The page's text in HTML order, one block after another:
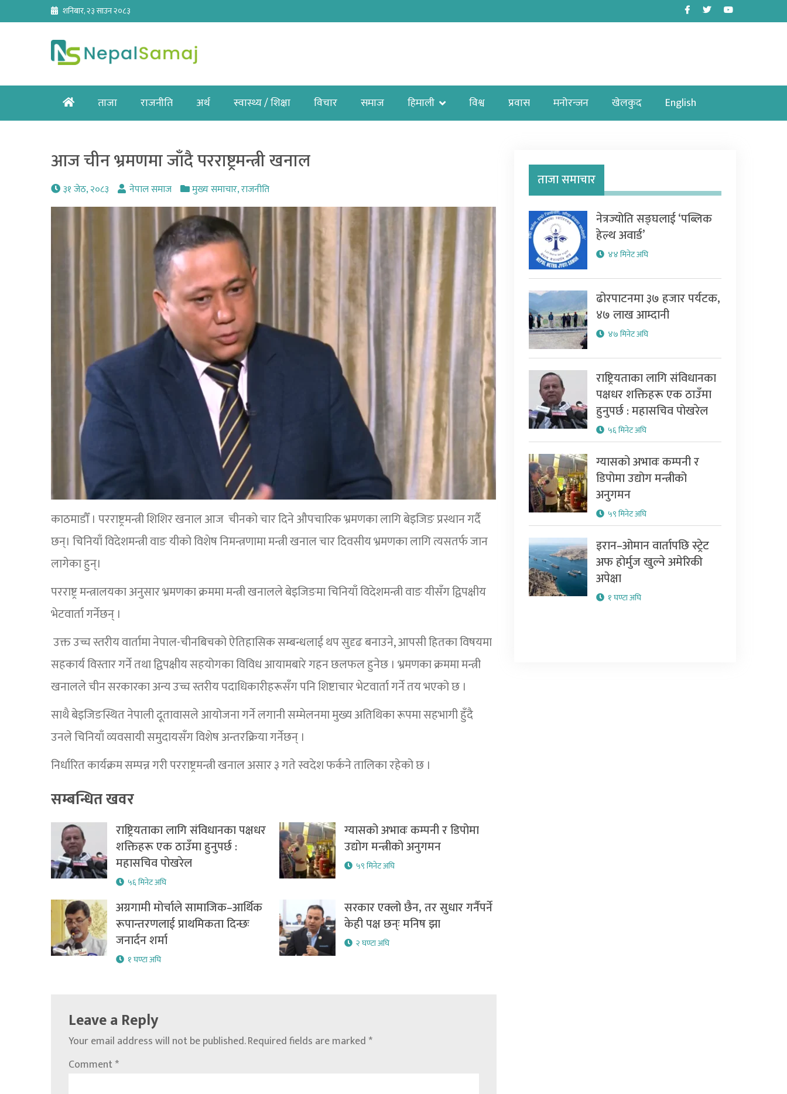
content
शनिबार, २३ साउन २०८३ Facebook
TwitterYoutube
Homeताजा राजनीति अर्थ स्वास्थ्य / शिक्षा विचार समाज हिमाली विश्व प्रवास मनोरन्जन खेलकुद English
आज चीन भ्रमणमा जाँदै परराष्ट्रमन्त्री खनाल
३१ जेठ, २०८३ नेपाल समाज मुख्य समाचार,राजनीति
काठमाडौँ । परराष्ट्रमन्त्री शिशिर खनाल आज चीनको चार दिने औपचारिक भ्रमणका लागि बेइजिङ प्रस्थान गर्दै
छन्। चिनियाँ विदेशमन्त्री वाङ यीको विशेष निमन्त्रणामा मन्त्री खनाल चार दिवसीय भ्रमणका लागि त्यसतर्फ जान
लागेका हुन्।
परराष्ट्र मन्त्रालयका अनुसार भ्रमणका क्रममा मन्त्री खनालले बेइजिङमा चिनियाँ विदेशमन्त्री वाङ यीसँग द्विपक्षीय
भेटवार्ता गर्नेछन् ।
उक्त उच्च स्तरीय वार्तामा नेपाल-चीनबिचको ऐतिहासिक सम्बन्धलाई थप सुदृढ बनाउने, आपसी हितका विषयमा
सहकार्य विस्तार गर्ने तथा द्विपक्षीय सहयोगका विविध आयामबारे गहन छलफल हुनेछ । भ्रमणका क्रममा मन्त्री
खनालले चीन सरकारका अन्य उच्च स्तरीय पदाधिकारीहरूसँग पनि शिष्टाचार भेटवार्ता गर्ने तय भएको छ ।
साथै बेइजिङस्थित नेपाली दूतावासले आयोजना गर्ने लगानी सम्मेलनमा मुख्य अतिथिका रूपमा सहभागी हुँदै
उनले चिनियाँ व्यवसायी समुदायसँग विशेष अन्तरक्रिया गर्नेछन् ।
निर्धारित कार्यक्रम सम्पन्न गरी परराष्ट्रमन्त्री खनाल असार ३ गते स्वदेश फर्कने तालिका रहेको छ ।
सम्बन्धित खवर
राष्ट्रियताका लागि संविधानका पक्षधर
शक्तिहरू एक ठाउँमा हुनुपर्छ :
महासचिव पोखरेल
५६ मिनेट अघि
ग्यासको अभावः कम्पनी र डिपोमा
उद्योग मन्त्रीको अनुगमन
५९ मिनेट अघि
अग्रगामी मोर्चाले सामाजिक–आर्थिक
रूपान्तरणलाई प्राथमिकता दिन्छः
जनार्दन शर्मा
१ घण्टा अघि
सरकार एक्लो छैन, तर सुधार गर्नैपर्ने
केही पक्ष छन्ः मनिष झा
२ घण्टा अघि
Leave a Reply
Your email address will not be published.Required fields are marked*
Comment*
ताजा समाचार
नेत्रज्योति सङ्घलाई ‘पब्लिक
हेल्थ अवार्ड’
४४ मिनेट अघि
ढोरपाटनमा ३७ हजार पर्यटक,
४७ लाख आम्दानी
४७ मिनेट अघि
राष्ट्रियताका लागि संविधानका
पक्षधर शक्तिहरू एक ठाउँमा
हुनुपर्छ : महासचिव पोखरेल
५६ मिनेट अघि
ग्यासको अभावः कम्पनी र
डिपोमा उद्योग मन्त्रीको
अनुगमन
५९ मिनेट अघि
इरान–ओमान वार्तापछि स्ट्रेट
अफ होर्मुज खुल्ने अमेरिकी
अपेक्षा
१ घण्टा अघि